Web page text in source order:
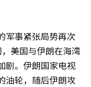
军事紧张局势再次
美国与伊朗在海湾
剧。伊朗国家电视
油轮，随后伊朗攻